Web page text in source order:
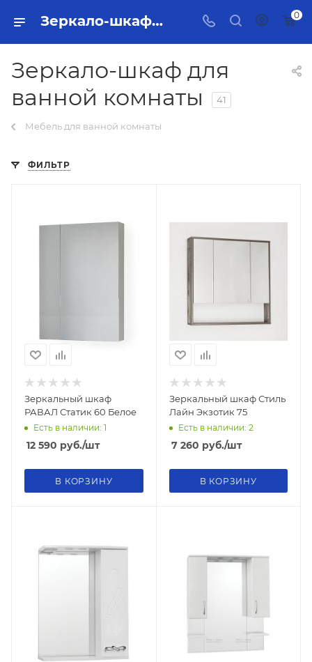
Зеркало-шкаф для ванной комнаты Тольятти - купить в интернет-магазине, каталог с ценами и характеристиками 0
Зеркало-шкаф для
ванной комнаты
41
Мебель для ванной комнаты
ФИЛЬТР
Зеркальный шкаф
РАВАЛ Статик 60 Белое
Есть в наличии: 1
12 590 руб./шт
В КОРЗИНУ
Зеркальный шкаф Стиль
Лайн Экзотик 75
Есть в наличии: 2
7 260 руб./шт
В КОРЗИНУ